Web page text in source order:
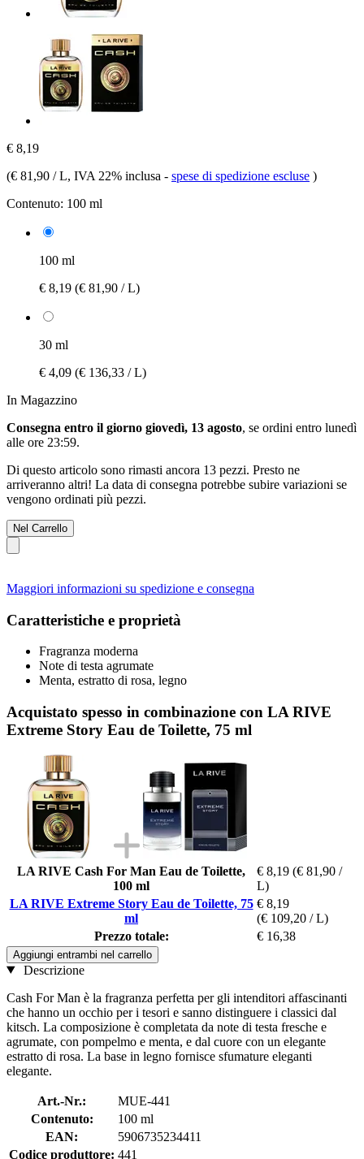
€ 8,19
(€ 81,90 / L, IVA 22% inclusa - spese di spedizione escluse )
Contenuto: 100 ml
100 ml
€ 8,19 (€ 81,90 / L)
30 ml
€ 4,09 (€ 136,33 / L)
In Magazzino
Consegna entro il giorno giovedì, 13 agosto, se ordini entro lunedì
alle ore 23:59.
Di questo articolo sono rimasti ancora 13 pezzi. Presto ne
arriveranno altri! La data di consegna potrebbe subire variazioni se
vengono ordinati più pezzi.
Nel Carrello
Maggiori informazioni su spedizione e consegna
Caratteristiche e proprietà
Fragranza moderna
Note di testa agrumate
Menta, estratto di rosa, legno
Acquistato spesso in combinazione con LA RIVE
Extreme Story Eau de Toilette, 75 ml
LA RIVE Cash For Man Eau de Toilette,
100 ml
€ 8,19 (€ 81,90 /
L)
LA RIVE Extreme Story Eau de Toilette, 75
ml
€ 8,19
(€ 109,20 / L)
Prezzo totale:
€ 16,38
Aggiungi entrambi nel carrello
Descrizione
Cash For Man è la fragranza perfetta per gli intenditori affascinanti
che hanno un occhio per i tesori e sanno distinguere i classici dal
kitsch. La composizione è completata da note di testa fresche e
agrumate, con pompelmo e menta, e dal cuore con un elegante
estratto di rosa. La base in legno fornisce sfumature eleganti
elegante.
Art.-Nr.:
MUE-441
Contenuto:
100 ml
EAN:
5906735234411
Codice produttore: 441